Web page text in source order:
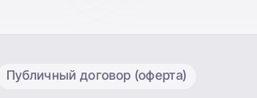
Публичный договор (оферта)